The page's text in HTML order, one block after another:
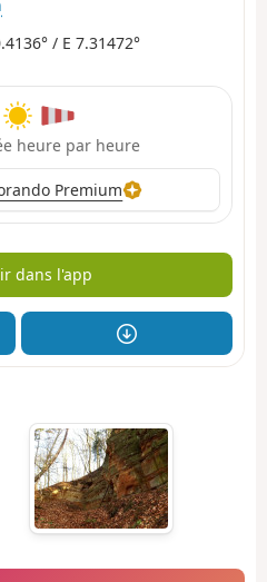
/ E 7.31472°
heure par heure
Premium
dans l'app